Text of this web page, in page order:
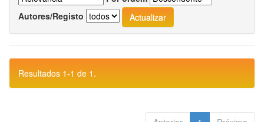
Autores/Registo
Resultados 1-1 de 1.